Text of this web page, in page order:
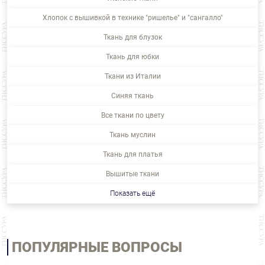
Хлопок с вышивкой в технике "ришелье" и "сангалло"
Ткань для блузок
Ткань для юбки
Ткани из Италии
Синяя ткань
Все ткани по цвету
Ткань муслин
Ткань для платья
Вышитые ткани
Показать ещё
ПОПУЛЯРНЫЕ ВОПРОСЫ